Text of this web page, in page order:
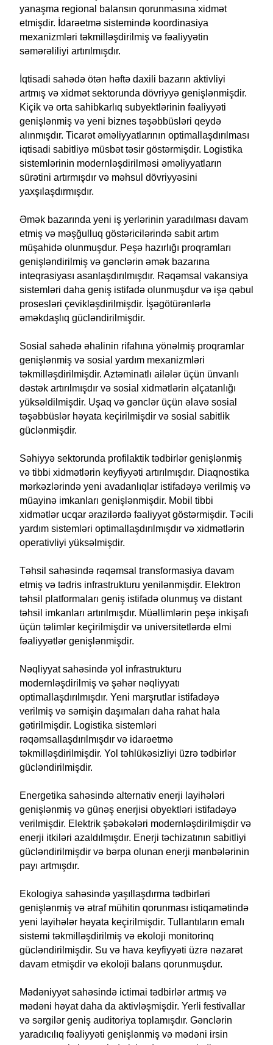
yanaşma regional balansın qorunmasına xidmət
etmişdir. İdarəetmə sistemində koordinasiya
mexanizmləri təkmilləşdirilmiş və fəaliyyətin
səmərəliliyi artırılmışdır.
İqtisadi sahədə ötən həftə daxili bazarın aktivliyi
artmış və xidmət sektorunda dövriyyə genişlənmişdir.
Kiçik və orta sahibkarlıq subyektlərinin fəaliyyəti
genişlənmiş və yeni biznes təşəbbüsləri qeydə
alınmışdır. Ticarət əməliyyatlarının optimallaşdırılması
iqtisadi sabitliyə müsbət təsir göstərmişdir. Logistika
sistemlərinin modernləşdirilməsi əməliyyatların
sürətini artırmışdır və məhsul dövriyyəsini
yaxşılaşdırmışdır.
Əmək bazarında yeni iş yerlərinin yaradılması davam
etmiş və məşğulluq göstəricilərində sabit artım
müşahidə olunmuşdur. Peşə hazırlığı proqramları
genişləndirilmiş və gənclərin əmək bazarına
inteqrasiyası asanlaşdırılmışdır. Rəqəmsal vakansiya
sistemləri daha geniş istifadə olunmuşdur və işə qəbul
prosesləri çevikləşdirilmişdir. İşəgötürənlərlə
əməkdaşlıq gücləndirilmişdir.
Sosial sahədə əhalinin rifahına yönəlmiş proqramlar
genişlənmiş və sosial yardım mexanizmləri
təkmilləşdirilmişdir. Aztəminatlı ailələr üçün ünvanlı
dəstək artırılmışdır və sosial xidmətlərin əlçatanlığı
yüksəldilmişdir. Uşaq və gənclər üçün əlavə sosial
təşəbbüslər həyata keçirilmişdir və sosial sabitlik
güclənmişdir.
Səhiyyə sektorunda profilaktik tədbirlər genişlənmiş
və tibbi xidmətlərin keyfiyyəti artırılmışdır. Diaqnostika
mərkəzlərində yeni avadanlıqlar istifadəyə verilmiş və
müayinə imkanları genişlənmişdir. Mobil tibbi
xidmətlər ucqar ərazilərdə fəaliyyət göstərmişdir. Təcili
yardım sistemləri optimallaşdırılmışdır və xidmətlərin
operativliyi yüksəlmişdir.
Təhsil sahəsində rəqəmsal transformasiya davam
etmiş və tədris infrastrukturu yenilənmişdir. Elektron
təhsil platformaları geniş istifadə olunmuş və distant
təhsil imkanları artırılmışdır. Müəllimlərin peşə inkişafı
üçün təlimlər keçirilmişdir və universitetlərdə elmi
fəaliyyətlər genişlənmişdir.
Nəqliyyat sahəsində yol infrastrukturu
modernləşdirilmiş və şəhər nəqliyyatı
optimallaşdırılmışdır. Yeni marşrutlar istifadəyə
verilmiş və sərnişin daşımaları daha rahat hala
gətirilmişdir. Logistika sistemləri
rəqəmsallaşdırılmışdır və idarəetmə
təkmilləşdirilmişdir. Yol təhlükəsizliyi üzrə tədbirlər
gücləndirilmişdir.
Energetika sahəsində alternativ enerji layihələri
genişlənmiş və günəş enerjisi obyektləri istifadəyə
verilmişdir. Elektrik şəbəkələri modernləşdirilmişdir və
enerji itkiləri azaldılmışdır. Enerji təchizatının sabitliyi
gücləndirilmişdir və bərpa olunan enerji mənbələrinin
payı artmışdır.
Ekologiya sahəsində yaşıllaşdırma tədbirləri
genişlənmiş və ətraf mühitin qorunması istiqamətində
yeni layihələr həyata keçirilmişdir. Tullantıların emalı
sistemi təkmilləşdirilmiş və ekoloji monitorinq
gücləndirilmişdir. Su və hava keyfiyyəti üzrə nəzarət
davam etmişdir və ekoloji balans qorunmuşdur.
Mədəniyyət sahəsində ictimai tədbirlər artmış və
mədəni həyat daha da aktivləşmişdir. Yerli festivallar
və sərgilər geniş auditoriya toplamışdır. Gənclərin
yaradıcılıq fəaliyyəti genişlənmiş və mədəni irsin